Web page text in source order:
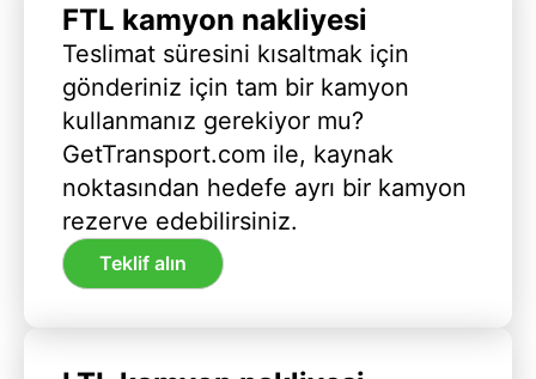
FTL kamyon nakliyesi
Teslimat süresini kısaltmak için
gönderiniz için tam bir kamyon
kullanmanız gerekiyor mu?
GetTransport.com ile, kaynak
noktasından hedefe ayrı bir kamyon
rezerve edebilirsiniz.
Teklif alın